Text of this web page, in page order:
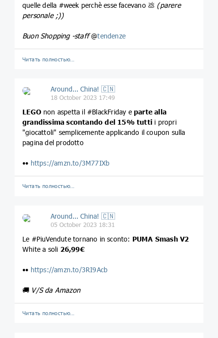
quelle della #week perchè esse facevano 💩 (parere
personale ;))
Buon Shopping -staff@tendenze
Читать полностью…
Around... China! 🇨🇳
18 October 2023 17:49
LEGOnon aspetta il #BlackFriday e parte alla
grandissima scontando del 15% tutti i propri
"giocattoli" semplicemente applicando il coupon sulla
pagina del prodotto
•• https://amzn.to/3M77IXb
Читать полностью…
Around... China! 🇨🇳
05 October 2023 18:31
Le #PiuVendute tornano in sconto: PUMA Smash V2
White a soli 26,99€
•• https://amzn.to/3RI9Acb
🚚 V/S da Amazon
Читать полностью…